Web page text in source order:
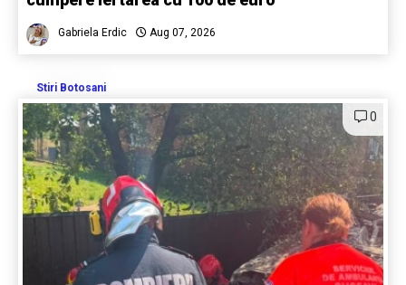
Gabriela Erdic Aug 07, 2026
Stiri Botosani
0